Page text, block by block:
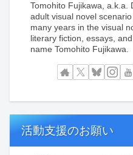
Tomohito Fujikawa, a.k.a.
adult visual novel
many years in the visual
literary fiction, essays,
name Tomohito Fujikawa.
活動支援のお願い